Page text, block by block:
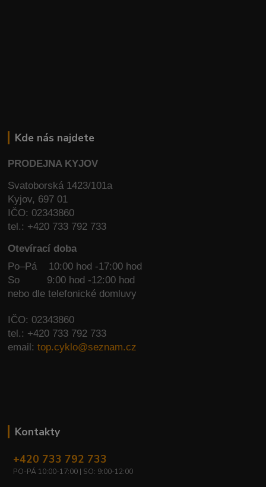
Kde nás najdete
PRODEJNA KYJOV
Svatoborská 1423/101a
Kyjov, 697 01
IČO: 02343860
tel.: +420 733 792 733
Otevírací doba
Po–Pá 10:00 hod -17:00 hod
So
9:00 hod -12:00 hod
nebo dle telefonické domluvy
IČO: 02343860
tel.: +420 733 792 733
email:top.cyklo@seznam.cz
Kontakty
+420 733 792 733
PO-PÁ 10:00-17:00 | SO: 9:00-12:00